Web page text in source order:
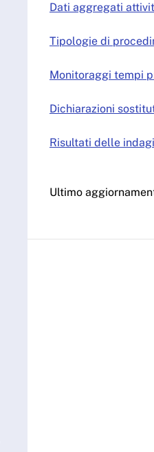
Dati aggregati
Tipologie di
Monitoraggi tempi
Dichiarazioni
Risultati delle
Ultimo